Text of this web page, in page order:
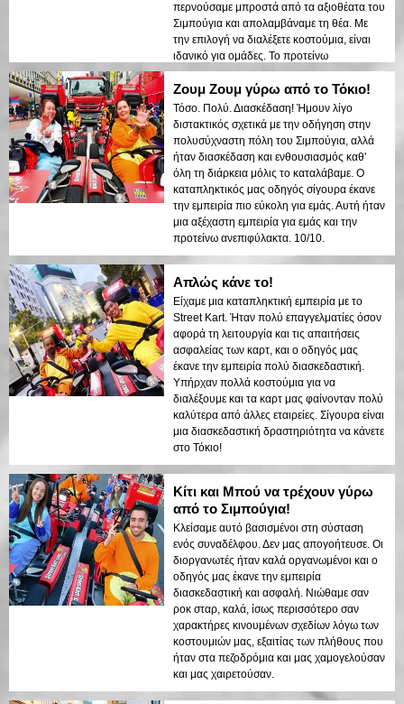
περνούσαμε μπροστά από τα αξιοθέατα του
Σιμπούγια και απολαμβάναμε τη θέα. Με
την επιλογή να διαλέξετε κοστούμια, είναι
ιδανικό για ομάδες. Το προτείνω
ανεπιφύλακτα αυτή τη μοναδική και
αξέχαστη περιπέτεια!
Ζουμ Ζουμ γύρω από το Τόκιο!
Τόσο. Πολύ. Διασκέδαση! Ήμουν λίγο
διστακτικός σχετικά με την οδήγηση στην
πολυσύχναστη πόλη του Σιμπούγια, αλλά
ήταν διασκέδαση και ενθουσιασμός καθ'
όλη τη διάρκεια μόλις το καταλάβαμε. Ο
καταπληκτικός μας οδηγός σίγουρα έκανε
την εμπειρία πιο εύκολη για εμάς. Αυτή ήταν
μια αξέχαστη εμπειρία για εμάς και την
προτείνω ανεπιφύλακτα. 10/10.
Απλώς κάνε το!
Είχαμε μια καταπληκτική εμπειρία με το
Street Kart. Ήταν πολύ επαγγελματίες όσον
αφορά τη λειτουργία και τις απαιτήσεις
ασφαλείας των καρτ, και ο οδηγός μας
έκανε την εμπειρία πολύ διασκεδαστική.
Υπήρχαν πολλά κοστούμια για να
διαλέξουμε και τα καρτ μας φαίνονταν πολύ
καλύτερα από άλλες εταιρείες. Σίγουρα είναι
μια διασκεδαστική δραστηριότητα να κάνετε
στο Τόκιο!
Κίτι και Μπού να τρέχουν γύρω
από το Σιμπούγια!
Κλείσαμε αυτό βασισμένοι στη σύσταση
ενός συναδέλφου. Δεν μας απογοήτευσε. Οι
διοργανωτές ήταν καλά οργανωμένοι και ο
οδηγός μας έκανε την εμπειρία
διασκεδαστική και ασφαλή. Νιώθαμε σαν
ροκ σταρ, καλά, ίσως περισσότερο σαν
χαρακτήρες κινουμένων σχεδίων λόγω των
κοστουμιών μας, εξαιτίας των πλήθους που
ήταν στα πεζοδρόμια και μας χαμογελούσαν
και μας χαιρετούσαν.